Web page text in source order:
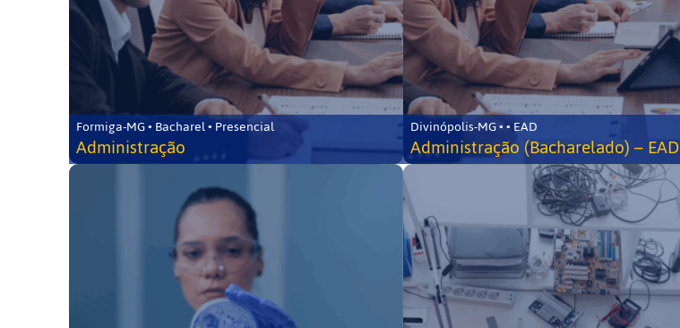
Formiga-MG • Bacharel • Presencial
Administração
Divinópolis-MG • • EAD
Administração (Bacharelado) – EAD